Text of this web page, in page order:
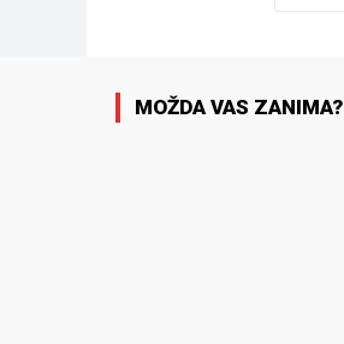
MOŽDA VAS ZANIMA?